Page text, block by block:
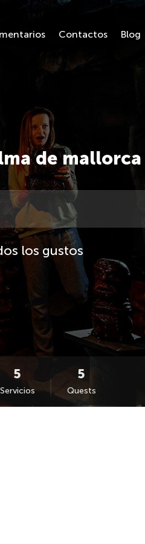
Contactos Blog
de mallorca
los gustos
Servicios Quests